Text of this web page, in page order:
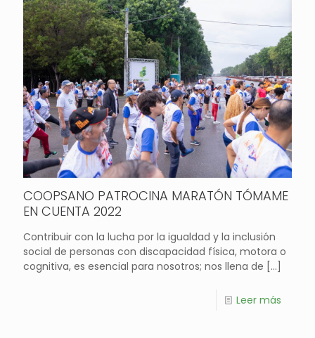
COOPSANO PATROCINA MARATÓN TÓMAME
EN CUENTA 2022
Contribuir con la lucha por la igualdad y la inclusión
social de personas con discapacidad física, motora o
cognitiva, es esencial para nosotros; nos llena de […]
Leer más